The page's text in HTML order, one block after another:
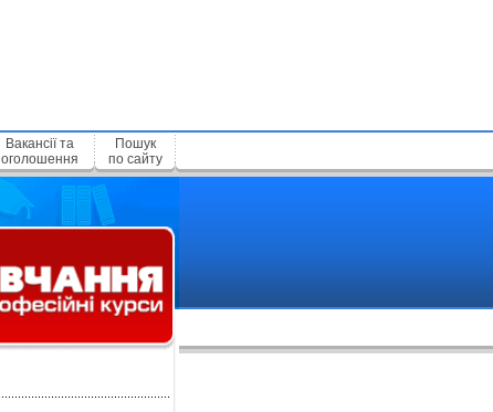
Вакансії та
оголошення
Пошук
по сайту